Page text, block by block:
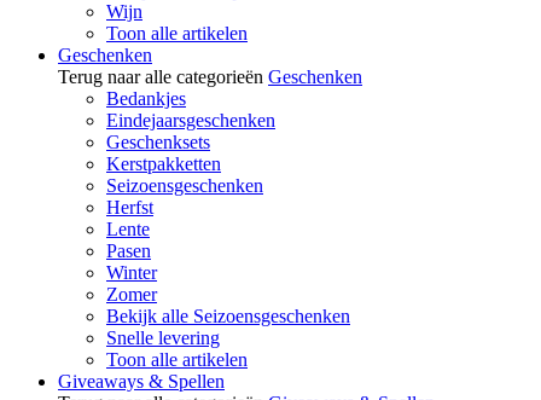
Wijn
Toon alle artikelen
Geschenken
Terug naar alle categorieën Geschenken
Bedankjes
Eindejaarsgeschenken
Geschenksets
Kerstpakketten
Seizoensgeschenken
Herfst
Lente
Pasen
Winter
Zomer
Bekijk alle Seizoensgeschenken
Snelle levering
Toon alle artikelen
Giveaways & Spellen